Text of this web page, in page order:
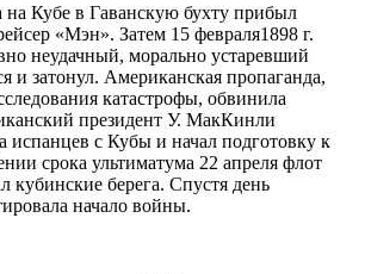
на Кубе в Гаванскую бухту прибыл
«Мэн». Затем 15 февраля1898 г.
неудачный, морально устаревший
и затонул. Американская пропаганда,
катастрофы, обвинила
президент У. МакКинли
испанцев с Кубы и начал подготовку к
срока ультиматума 22 апреля флот
берега. Спустя день
начало войны.